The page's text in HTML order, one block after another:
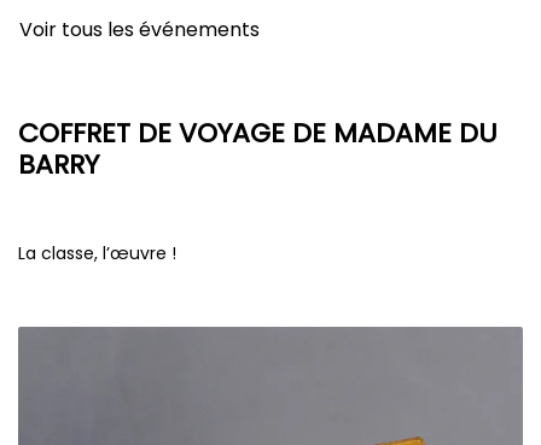
Voir tous les événements
COFFRET DE VOYAGE DE MADAME DU
BARRY
La classe, l’œuvre !